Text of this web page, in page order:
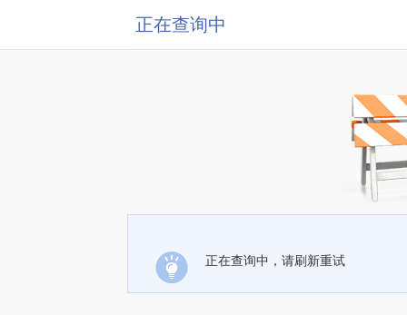
正在查询中
正在查询中，请刷新重试